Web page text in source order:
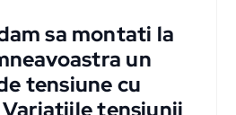
sa montati la
un
tensiune cu